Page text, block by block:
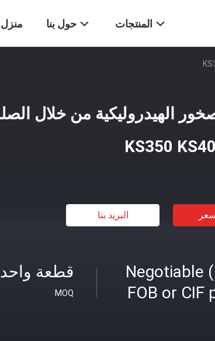
منزل حول بنا المنتجات
الهيدروليكية من خلال
KS350
البريد بنا
قطعة
MOQ
Negotiable (
FOB or CIF